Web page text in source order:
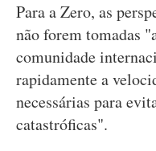
Para a Zero, as
não forem tomadas
comunidade
rapidamente a
necessárias para
catastróficas".